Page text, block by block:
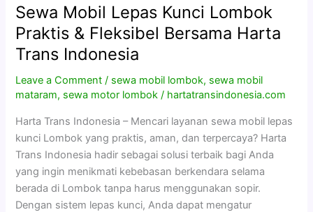
Sewa Mobil Lepas Kunci Lombok
Praktis & Fleksibel Bersama Harta
Trans Indonesia
Leave a Comment / sewa mobil lombok, sewa mobil
mataram, sewa motor lombok / hartatransindonesia.com
Harta Trans Indonesia – Mencari layanan sewa mobil lepas
kunci Lombok yang praktis, aman, dan terpercaya? Harta
Trans Indonesia hadir sebagai solusi terbaik bagi Anda
yang ingin menikmati kebebasan berkendara selama
berada di Lombok tanpa harus menggunakan sopir.
Dengan sistem lepas kunci, Anda dapat mengatur
Sewa
Mobil
Lepas
Kunci
Lombok
Praktis
Fleksibel
Bersama
Harta
Trans
Indonesia